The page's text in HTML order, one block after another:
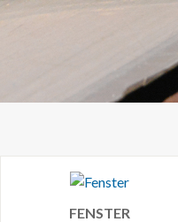
FENSTER